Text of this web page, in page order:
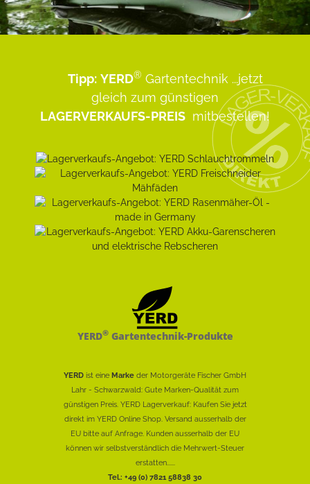
Tipp: YERD® Gartentechnik ...jetzt
gleich zum günstigen
LAGERVERKAUFS-PREIS mitbestellen!
YERD®Gartentechnik-Produkte
YERD ist eine Marke der Motorgeräte Fischer GmbH
Lahr - Schwarzwald: Gute Marken-Qualität zum
günstigen Preis. YERD Lagerverkauf: Kaufen Sie jetzt
direkt im YERD Online Shop. Versand ausserhalb der
EU bitte auf Anfrage. Kunden ausserhalb der EU
können wir selbstverständlich die Mehrwert-Steuer
erstatten......
Tel.: +49 (0) 7821 58838 30